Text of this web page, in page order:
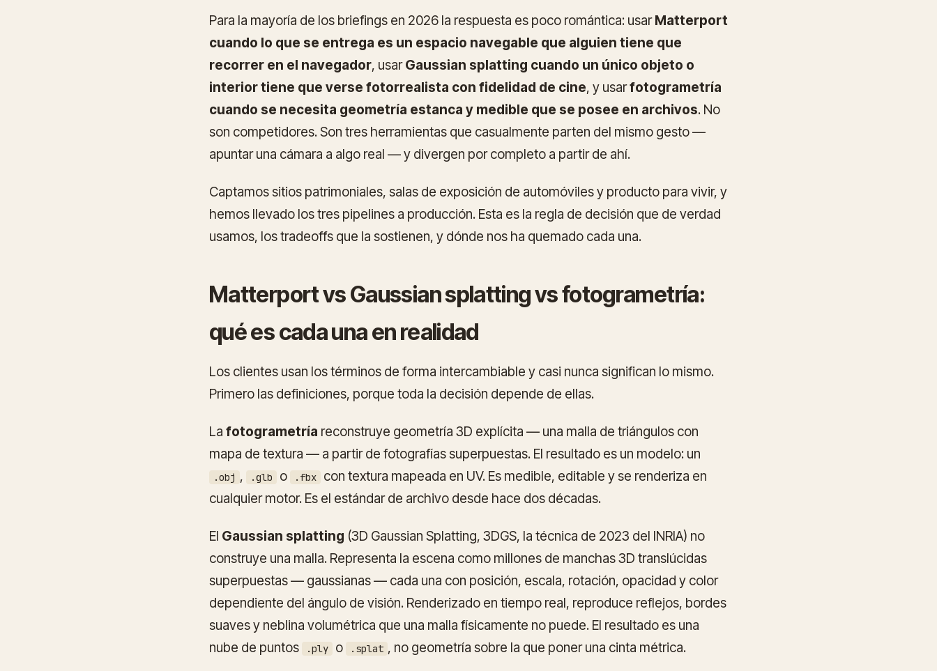
Para la mayoría de los briefings en 2026 la respuesta es poco romántica: usarMatterport
cuando lo que se entrega es un espacio navegable que alguien tiene que
recorrer en el navegador, usarGaussian splatting cuando un único objeto o
interior tiene que verse fotorrealista con fidelidad de cine, y usarfotogrametría
cuando se necesita geometría estanca y medible que se posee en archivos. No
son competidores. Son tres herramientas que casualmente parten del mismo gesto —
apuntar una cámara a algo real — y divergen por completo a partir de ahí.
Captamos sitios patrimoniales, salas de exposición de automóviles y producto para vivir, y
hemos llevado los tres pipelines a producción. Esta es la regla de decisión que de verdad
usamos, los tradeoffs que la sostienen, y dónde nos ha quemado cada una.
Matterport vs Gaussian splatting vs fotogrametría:
qué es cada una en realidad
Los clientes usan los términos de forma intercambiable y casi nunca significan lo mismo.
Primero las definiciones, porque toda la decisión depende de ellas.
La fotogrametría reconstruye geometría 3D explícita — una malla de triángulos con
mapa de textura — a partir de fotografías superpuestas. El resultado es un modelo: un
.obj , .glb o .fbx
con textura mapeada en UV. Es medible, editable y se renderiza en
cualquier motor. Es el estándar de archivo desde hace dos décadas.
El Gaussian splatting (3D Gaussian Splatting, 3DGS, la técnica de 2023 del INRIA) no
construye una malla. Representa la escena como millones de manchas 3D translúcidas
superpuestas — gaussianas — cada una con posición, escala, rotación, opacidad y color
dependiente del ángulo de visión. Renderizado en tiempo real, reproduce reflejos, bordes
suaves y neblina volumétrica que una malla físicamente no puede. El resultado es una
nube de puntos
.ply o .splat , no geometría sobre la que poner una cinta métrica.